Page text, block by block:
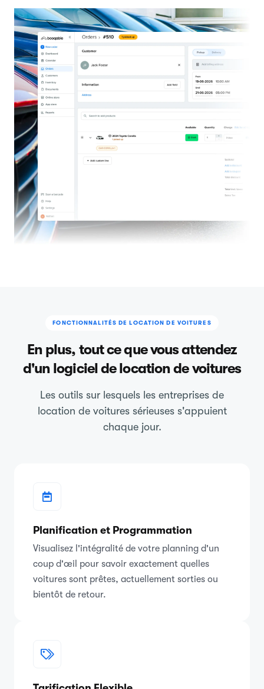
FONCTIONNALITÉS DE LOCATION DE VOITURES
En plus, tout ce que vous attendez
d'un logiciel de location de voitures
Les outils sur lesquels les entreprises de
location de voitures sérieuses s'appuient
chaque jour.
Planification et Programmation
Visualisez l'intégralité de votre planning d'un
coup d'œil pour savoir exactement quelles
voitures sont prêtes, actuellement sorties ou
bientôt de retour.